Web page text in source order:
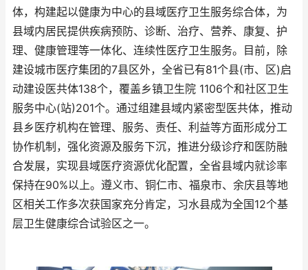
体，构建起以健康为中心的县域医疗卫生服务综合体，为
县域内居民提供疾病预防、诊断、治疗、营养、康复、护
理、健康管理等一体化、连续性医疗卫生服务。目前，除
建设城市医疗集团的7县区外，全省已有81个县(市、区)启
动建设医共体138个，覆盖乡镇卫生院 1106个和社区卫生
服务中心(站)201个。通过组建县域内紧密型医共体，推动
县乡医疗机构在管理、服务、责任、利益等方面形成分工
协作机制，强化资源及服务下沉，推进分级诊疗和医防融
合发展，实现县域医疗资源优化配置，全省县域内就诊率
保持在90%以上。遵义市、铜仁市、福泉市、余庆县等地
区相关工作多次获国家充分肯定，习水县成为全国12个基
层卫生健康综合试验区之一。